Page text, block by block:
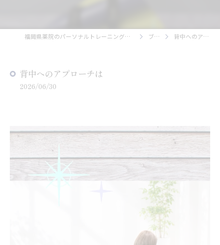
福岡県薬院のパーソナルトレーニングならBody Make Studio k.field ブログ 背中へのアプローチは
背中へのアプローチは
2026/06/30